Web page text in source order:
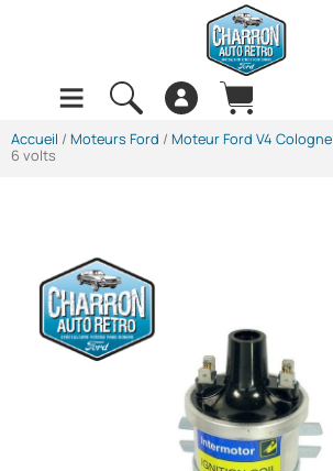
Accueil / Moteurs Ford / Moteur Ford V4 Cologne
6 volts